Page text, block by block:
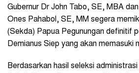
Gubernur Dr John Tabo, SE, MBA
Ones Pahabol, SE, MM segera
(Sekda) Papua Pegunungan definitif
Demianus Siep yang akan memasuki
Berdasarkan hasil seleksi